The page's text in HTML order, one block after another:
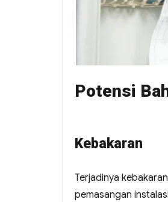
Potensi
Kebakaran
Terjadinya
pemasangan